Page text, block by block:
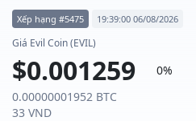
Xếp hạng #5475 19:39:00 06/08/2026
Giá Evil Coin (EVIL)
$0.001259
0%
0.00000001952 BTC
33 VND